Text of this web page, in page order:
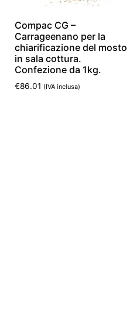
Compac CG –
Carrageenano per la
chiarificazione del mosto
in sala cottura.
Confezione da 1kg.
€86.01 (IVA inclusa)